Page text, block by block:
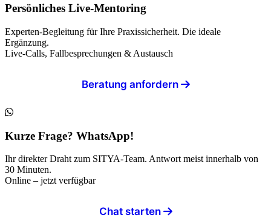
Persönliches Live-Mentoring
Experten-Begleitung für Ihre Praxissicherheit. Die ideale
Ergänzung.
Live-Calls, Fallbesprechungen & Austausch
Beratung anfordern
Kurze Frage? WhatsApp!
Ihr direkter Draht zum SITYA-Team. Antwort meist innerhalb von
30 Minuten.
Online – jetzt verfügbar
Chat starten